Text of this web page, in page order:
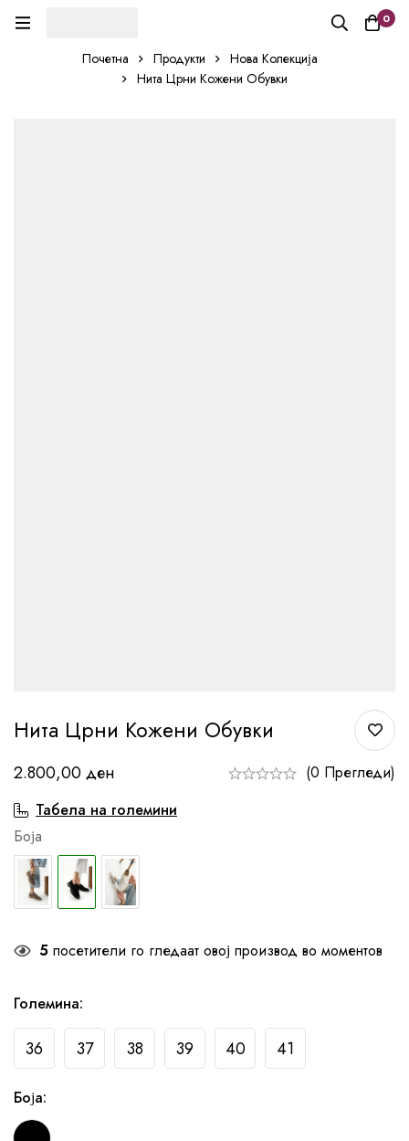
0
Почетна Продукти
Нова Колекција
Нита Црни Кожени Обувки
Нита Црни Кожени Обувки
2.800,00ден
(0 Прегледи)
Табела на големини
Боја
5 посетители го гледаат овој производ во моментов
Големина:
36 37 38 39 40 41
Боја: